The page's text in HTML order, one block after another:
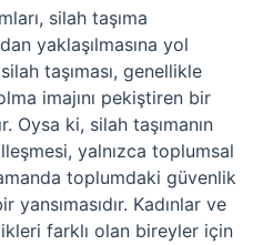
silah taşıma
yaklaşılmasına yol
taşıması, genellikle
imajını pekiştiren bir
Oysa ki, silah taşımanın
yalnızca toplumsal
toplumdaki güvenlik
yansımasıdır. Kadınlar ve
farklı olan bireyler için